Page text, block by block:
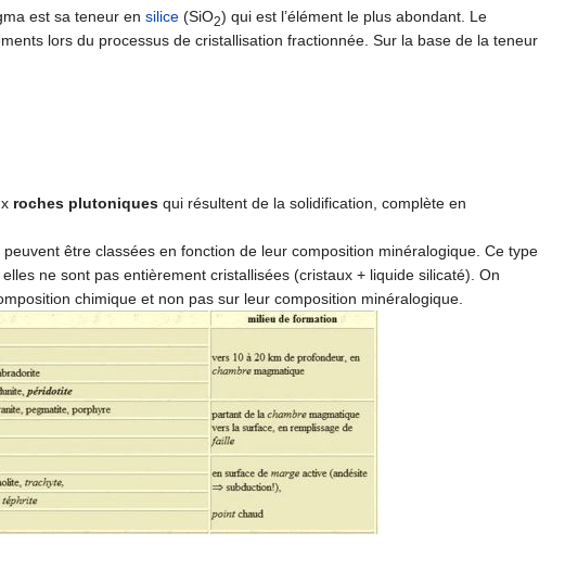
est sa teneur en silice (SiO2) qui est l’élément le plus abondant. Le
lors du processus de cristallisation fractionnée. Sur la base de la teneur
roches plutoniques qui résultent de la solidification, complète en
être classées en fonction de leur composition minéralogique. Ce type
ne sont pas entièrement cristallisées (cristaux + liquide silicaté). On
chimique et non pas sur leur composition minéralogique.